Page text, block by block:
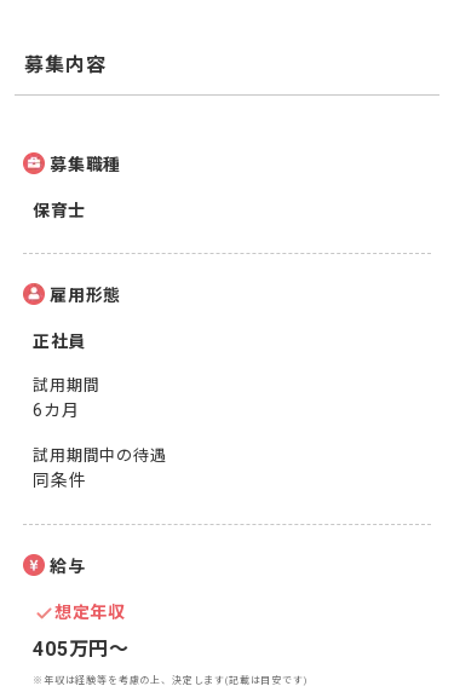
募集内容
募集職種
保育士
雇用形態
正社員
試用期間
6カ月
試用期間中の待遇
同条件
給与
想定年収
405万円〜
※年収は経験等を考慮の上、決定します(記載は目安です)